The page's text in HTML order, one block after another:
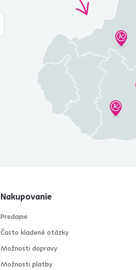
Nakupovanie
Predajne
Často kladené otázky
Možnosti dopravy
Možnosti platby